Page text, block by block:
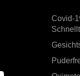
Covid-